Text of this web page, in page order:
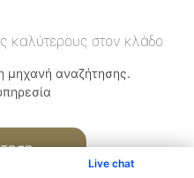
Live chat
καλύτερους στον κλάδο
μηχανή αναζήτησης.